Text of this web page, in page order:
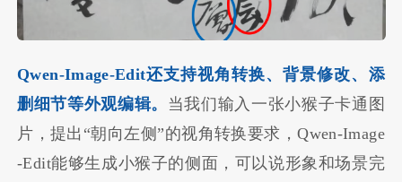
Qwen-Image-Edit还支持视角转换、背景修改、添
删细节等外观编辑。 当我们输入一张小猴子卡通图
片，提出“朝向左侧”的视角转换要求，Qwen-Image
-Edit能够生成小猴子的侧面，可以说形象和场景完